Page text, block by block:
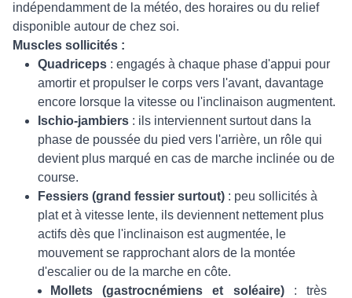
indépendamment de la météo, des horaires ou du relief
disponible autour de chez soi.
Muscles sollicités :
Quadriceps : engagés à chaque phase d'appui pour
amortir et propulser le corps vers l'avant, davantage
encore lorsque la vitesse ou l'inclinaison augmentent.
Ischio-jambiers : ils interviennent surtout dans la
phase de poussée du pied vers l'arrière, un rôle qui
devient plus marqué en cas de marche inclinée ou de
course.
Fessiers (grand fessier surtout) : peu sollicités à
plat et à vitesse lente, ils deviennent nettement plus
actifs dès que l'inclinaison est augmentée, le
mouvement se rapprochant alors de la montée
d'escalier ou de la marche en côte.
Mollets (gastrocnémiens et soléaire): très